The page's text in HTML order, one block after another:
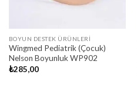
BOYUN DESTEK ÜRÜNLERI
Wingmed Pediatrik (Çocuk)
Nelson Boyunluk WP902
₺285,00